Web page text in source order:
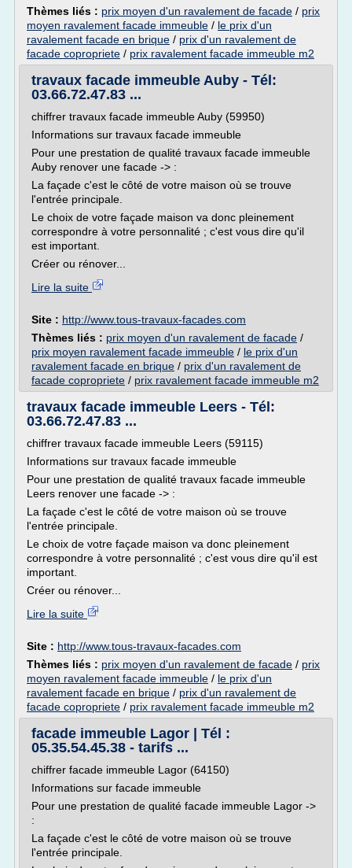
Thèmes liés : prix moyen d'un ravalement de facade / prix
moyen ravalement facade immeuble / le prix d'un
ravalement facade en brique / prix d'un ravalement de
facade copropriete / prix ravalement facade immeuble m2
travaux facade immeuble Auby - Tél:
03.66.72.47.83 ...
chiffrer travaux facade immeuble Auby (59950)
Informations sur travaux facade immeuble
Pour une prestation de qualité travaux facade immeuble
Auby renover une facade -> :
La façade c'est le côté de votre maison où se trouve
l'entrée principale.
Le choix de votre façade maison va donc pleinement
correspondre à votre personnalité ; c'est vous dire qu'il
est important.
Créer ou rénover...
Lire la suite
Site : http://www.tous-travaux-facades.com
Thèmes liés : prix moyen d'un ravalement de facade /
prix moyen ravalement facade immeuble / le prix d'un
ravalement facade en brique / prix d'un ravalement de
facade copropriete / prix ravalement facade immeuble m2
travaux facade immeuble Leers - Tél:
03.66.72.47.83 ...
chiffrer travaux facade immeuble Leers (59115)
Informations sur travaux facade immeuble
Pour une prestation de qualité travaux facade immeuble
Leers renover une facade -> :
La façade c'est le côté de votre maison où se trouve
l'entrée principale.
Le choix de votre façade maison va donc pleinement
correspondre à votre personnalité ; c'est vous dire qu'il est
important.
Créer ou rénover...
Lire la suite
Site : http://www.tous-travaux-facades.com
Thèmes liés : prix moyen d'un ravalement de facade / prix
moyen ravalement facade immeuble / le prix d'un
ravalement facade en brique / prix d'un ravalement de
facade copropriete / prix ravalement facade immeuble m2
facade immeuble Lagor | Tél :
05.35.54.45.38 - tarifs ...
chiffrer facade immeuble Lagor (64150)
Informations sur facade immeuble
Pour une prestation de qualité facade immeuble Lagor ->
:
La façade c'est le côté de votre maison où se trouve
l'entrée principale.